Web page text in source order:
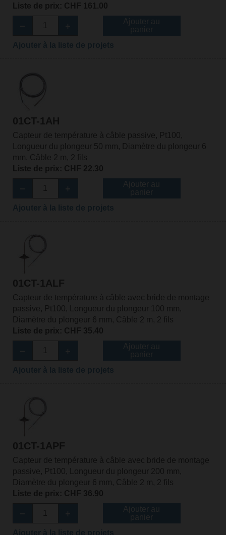
Liste de prix: CHF 161.00
01CT-1AH
Capteur de température à câble passive, Pt100,
Longueur du plongeur 50 mm, Diamètre du plongeur 6
mm, Câble 2 m, 2 fils
Liste de prix: CHF 22.30
01CT-1ALF
Capteur de température à câble avec bride de montage
passive, Pt100, Longueur du plongeur 100 mm,
Diamètre du plongeur 6 mm, Câble 2 m, 2 fils
Liste de prix: CHF 35.40
01CT-1APF
Capteur de température à câble avec bride de montage
passive, Pt100, Longueur du plongeur 200 mm,
Diamètre du plongeur 6 mm, Câble 2 m, 2 fils
Liste de prix: CHF 36.90